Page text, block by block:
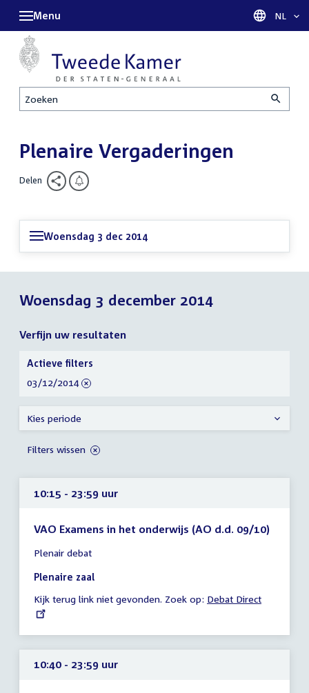
Zoeken
Menu Taal
NL
Plenaire Vergaderingen
Delen
Woensdag 3 dec 2014
Woensdag 3 december 2014
Verfijn uw resultaten
10:15 - 23:59 uur
VAO Examens in het onderwijs (AO d.d. 09/10)
vergadering
10:15
23:59
uur
Plenair debat
Plenaire zaal
Kijk terug link niet gevonden. Zoek op: External
Debat Direct
10:40 - 23:59 uur
Verfijn
uw
resultaten
Actieve filters
verwijder
03/12/2014
Kies periode
Filters wissen